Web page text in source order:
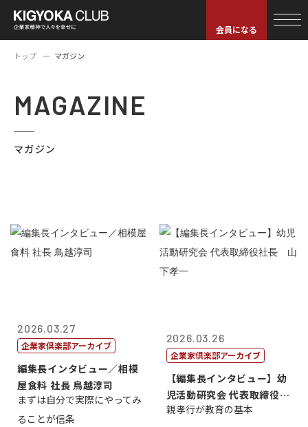
会員になる
トップ マガジン
MAGAZINE
マガジン
2026.03.27
企業家倶楽部アーカイブ
編集長インタビュー／相模
屋食料 社長 鳥越淳司
まずは自分で実際にやってみ
ることが信条
2026.03.26
企業家倶楽部アーカイブ
【編集長インタビュー】幼
児活動研究会 代表取締役社
長 山下孝...
親孝行が教育の基本